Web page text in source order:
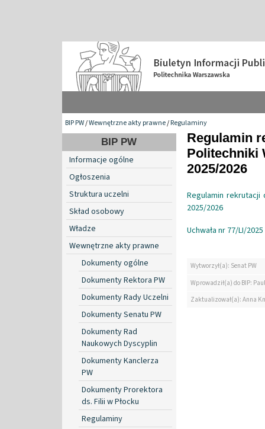
BIP PW/Wewnętrzne akty prawne/Regulaminy
BIP PW
Informacje ogólne
Ogłoszenia
Struktura uczelni
Skład osobowy
Władze
Wewnętrzne akty prawne
Dokumenty ogólne
Dokumenty Rektora PW
Dokumenty Rady Uczelni
Dokumenty Senatu PW
Dokumenty Rad
Naukowych Dyscyplin
Dokumenty Kanclerza
PW
Dokumenty Prorektora
ds. Filii w Płocku
Regulaminy
Regulamin
Politechniki
2025/2026
Regulamin
2025/2026
Uchwała nr 77/LI/
Wytworzył(a): Senat PW
Wprowadził(a) do BIP:
Zaktualizował(a): Anna